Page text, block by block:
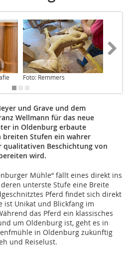
Foto: Remmers
und Grave und dem
Wellmann für das neue
in Oldenburg erbaute
Stufen ein wahrer
qualitativen Beschichtung von
wird.
Mühle“ fällt eines direkt ins
unterste Stufe eine Breite
Pferd findet sich direkt
ist Unikat und Blickfang im
das Pferd ein klassisches
um Oldenburg ist, geht es in
in Oldenburg zukünftig
und Reiselust.